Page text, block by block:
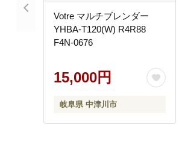
Votre マルチブレンダー
YHBA-T120(W) R4R88
F4N-0676
15,000円
岐阜県 中津川市